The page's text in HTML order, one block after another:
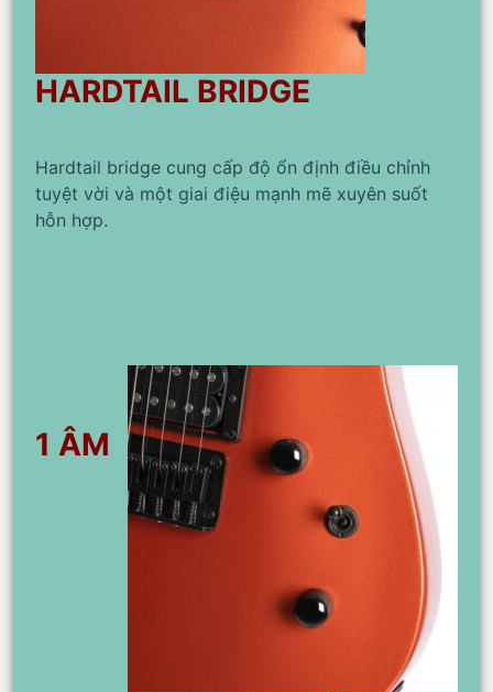
HARDTAIL BRIDGE
Hardtail bridge cung cấp độ ổn định điều chỉnh
tuyệt vời và một giai điệu mạnh mẽ xuyên suốt
hỗn hợp.
1 ÂM